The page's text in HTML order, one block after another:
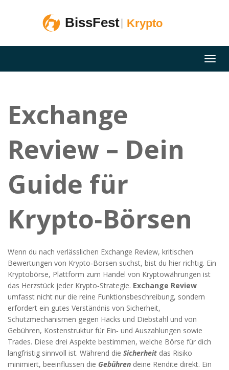
Exchange
Review – Dein
Guide für
Krypto‑Börsen
Wenn du nach verlässlichen Exchange Review, kritischen
Bewertungen von Krypto‑Börsen suchst, bist du hier richtig. Ein
Kryptobörse, Plattform zum Handel von Kryptowährungen ist
das Herzstück jeder Krypto‑Strategie. Exchange Review
umfasst nicht nur die reine Funktionsbeschreibung, sondern
erfordert ein gutes Verständnis von Sicherheit,
Schutzmechanismen gegen Hacks und Diebstahl und von
Gebühren, Kostenstruktur für Ein‑ und Auszahlungen sowie
Trades. Diese drei Aspekte bestimmen, welche Börse für dich
langfristig sinnvoll ist. Während die Sicherheit das Risiko
minimiert, beeinflussen die Gebühren deine Rendite direkt. Ein